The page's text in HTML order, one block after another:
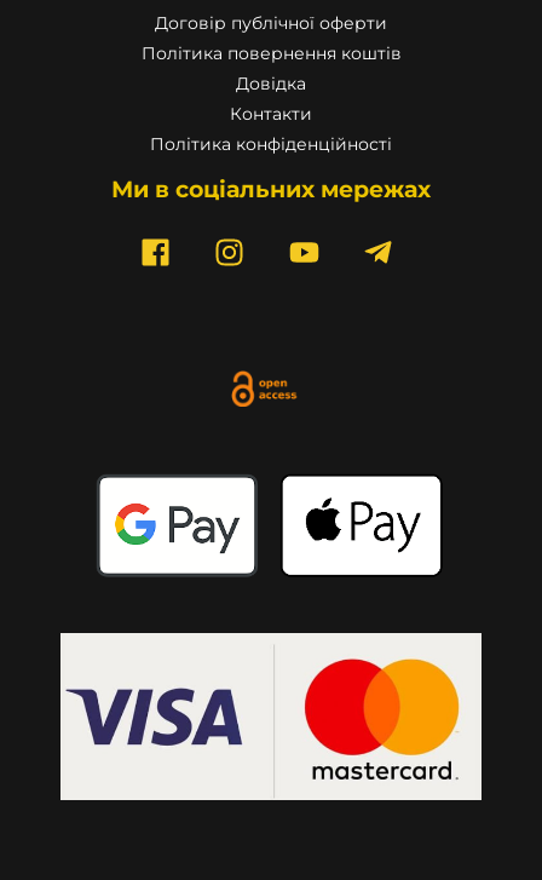
Договір публічної оферти
Політика повернення коштів
Довідка
Контакти
Політика конфіденційності
Ми в соціальних мережах